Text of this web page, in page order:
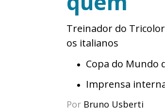
Treinador do
os italianos
Copa do Mundo
Imprensa
Por Bruno Usberti